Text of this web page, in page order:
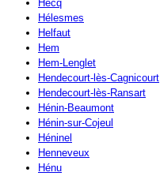
Hecq
Hélesmes
Helfaut
Hem
Hem-Lenglet
Hendecourt-lès-Cagnicourt
Hendecourt-lès-Ransart
Hénin-Beaumont
Hénin-sur-Cojeul
Héninel
Henneveux
Hénu